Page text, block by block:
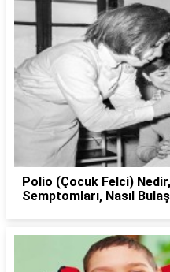
Polio (Çocuk Felci)
Semptomları, Nasıl